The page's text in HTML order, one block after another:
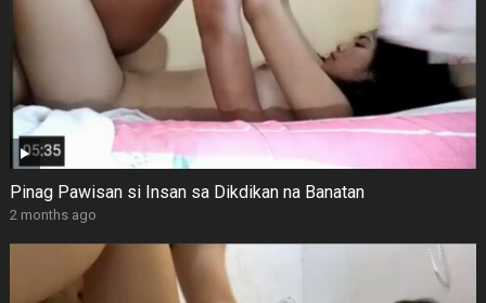
Pinag Pawisan si Insan sa Dikdikan na Banatan
2 months ago